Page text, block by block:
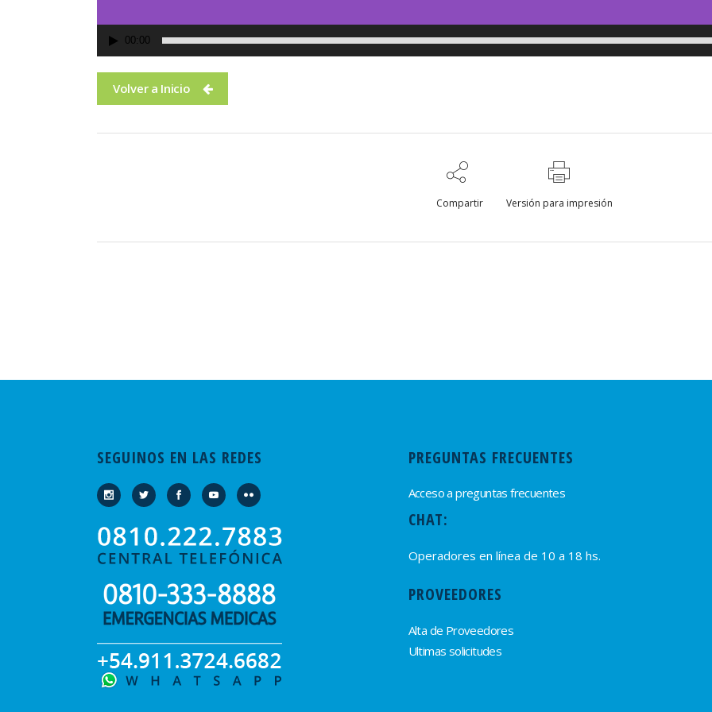
00:00
Volver a Inicio
Compartir Versión para impresión
SEGUINOS EN LAS REDES PREGUNTAS FRECUENTES
Acceso a preguntas frecuentes
CHAT:
Operadores en línea de 10 a 18 hs.
PROVEEDORES
Alta de Proveedores
Ultimas solicitudes